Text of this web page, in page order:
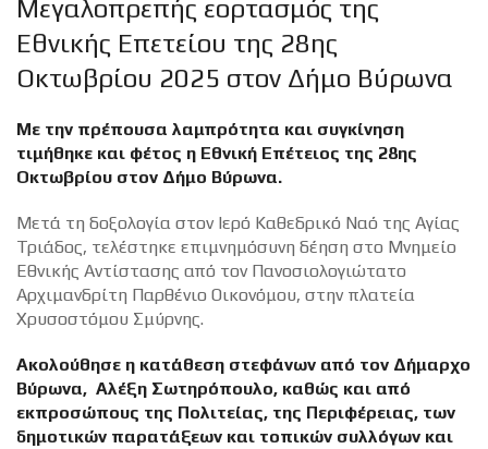
Μεγαλοπρεπής εορτασμός της
Εθνικής Επετείου της 28ης
Οκτωβρίου 2025 στον Δήμο Βύρωνα
Με την πρέπουσα λαμπρότητα και συγκίνηση
τιμήθηκε και φέτος η Εθνική Επέτειος της 28ης
Οκτωβρίου στον Δήμο Βύρωνα.
Μετά τη δοξολογία στον Ιερό Καθεδρικό Ναό της Αγίας
Τριάδος, τελέστηκε επιμνημόσυνη δέηση στο Μνημείο
Εθνικής Αντίστασης από τον Πανοσιολογιώτατο
Αρχιμανδρίτη Παρθένιο Οικονόμου, στην πλατεία
Χρυσοστόμου Σμύρνης.
Ακολούθησε η κατάθεση στεφάνων από τον Δήμαρχο
Βύρωνα, Αλέξη Σωτηρόπουλο, καθώς και από
εκπροσώπους της Πολιτείας, της Περιφέρειας, των
δημοτικών παρατάξεων και τοπικών συλλόγων και